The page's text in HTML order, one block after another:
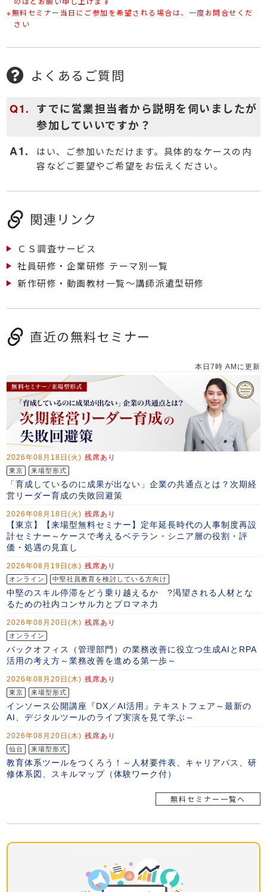
※無料セミナー当日にご参加を希望される場合は、一度お問合せくだ
さい
よくあるご質問
すでに営業担当者から説明を伺いましたが
参加していいですか？
はい、ご参加いただけます。具体的なケースの内
容などご要望やご希望をお伝えください。
関連リンク
ＣＳ調査サービス
社員研修・企業研修 テーマ別一覧
新作研修・動画教材一覧～講師派遣型研修
直近の無料セミナー
無料セミナー一覧へ